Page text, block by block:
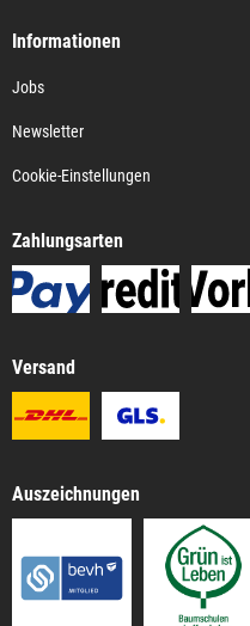
Informationen
Jobs
Newsletter
Cookie-Einstellungen
Zahlungsarten
Versand
Auszeichnungen